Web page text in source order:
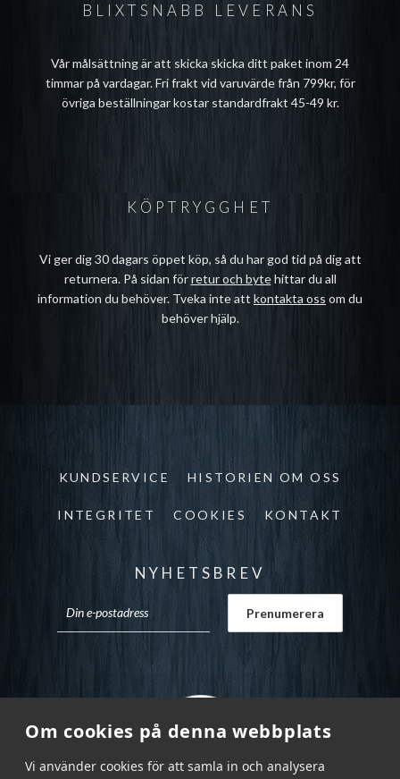
Om cookies på denna webbplats
Vi använder cookies för att samla in och analysera
BLIXTSNABB LEVERANS
Vår målsättning är att skicka skicka ditt paket inom 24
timmar på vardagar. Fri frakt vid varuvärde från 799kr, för
övriga beställningar kostar standardfrakt 45-49 kr.
KÖPTRYGGHET
Vi ger dig 30 dagars öppet köp, så du har god tid på dig att
returnera. På sidan förretur och bytehittar du all
information du behöver. Tveka inte att kontakta oss om du
behöver hjälp.
KUNDSERVICE HISTORIEN OM OSS
INTEGRITET COOKIES KONTAKT
NYHETSBREV